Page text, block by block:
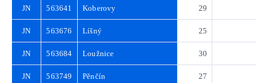
JN 563641 Koberovy 29
JN 563676 Líšný 25
JN 563684 Loužnice 30
JN 563749 Pěnčín 27